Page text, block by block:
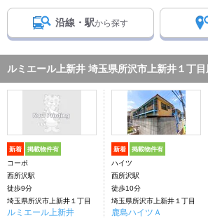
沿線・駅から探す
ルミエール上新井 埼玉県所沢市上新井１丁
新着 掲載物件有
コーポ
西所沢駅
徒歩9分
埼玉県所沢市上新井１丁目
ルミエール上新井
新着 掲載物件有
ハイツ
西所沢駅
徒歩10分
埼玉県所沢市上新井１丁目
鹿島ハイツＡ